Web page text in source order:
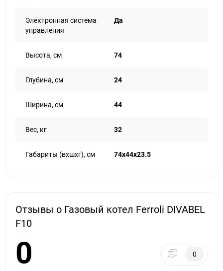
Электронная система
управления
Да
Высота, см 74
Глубина, см 24
Ширина, см 44
Вес, кг 32
Габариты (вхшхг), см 74х44х23.5
Отзывы о Газовый котел Ferroli DIVABEL
F10
0 0